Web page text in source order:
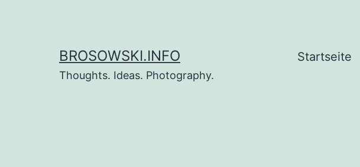
BROSOWSKI.INFO
Thoughts. Ideas. Photography.
Startseite